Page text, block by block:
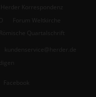
Herder Korrespondenz
Forum Weltkirche
Römische Quartalschrift
kundenservice@herder.de
Facebook